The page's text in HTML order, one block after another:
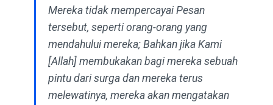
Mereka tidak mempercayai Pesan
tersebut, seperti orang-orang yang
mendahului mereka; Bahkan jika Kami
[Allah] membukakan bagi mereka sebuah
pintu dari surga dan mereka terus
melewatinya, mereka akan mengatakan